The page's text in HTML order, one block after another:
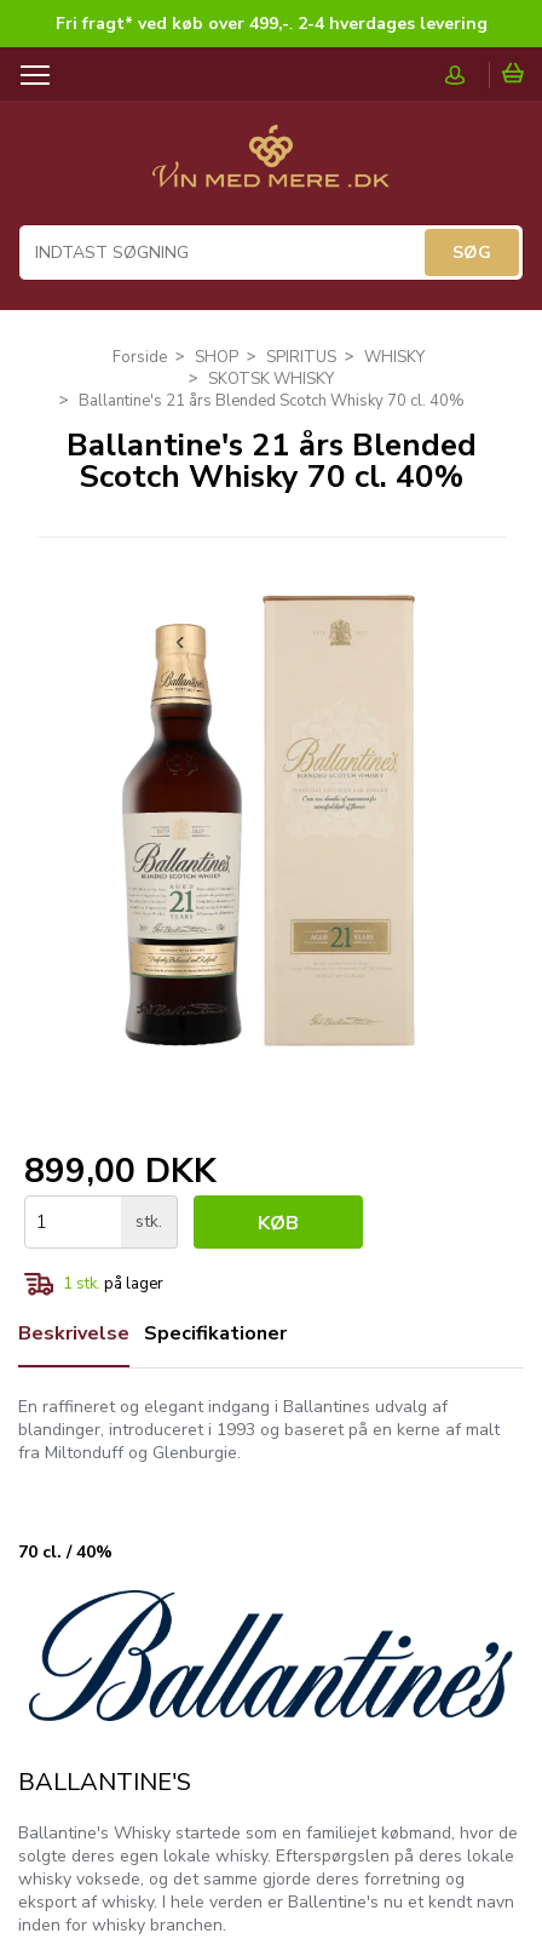
Fri fragt* ved køb over 499,-. 2-4 hverdages levering
T
a
i
Forside SHOP SPIRITUS
WHISKY
SKOTSK WHISKY
Ballantine's 21 års Blended Scotch Whisky 70 cl. 40%
Ballantine's 21 års Blended
Scotch Whisky 70 cl. 40%
899,00 DKK
stk. KØB
1 stk. på lager
Beskrivelse Specifikationer
En raffineret og elegant indgang i Ballantines udvalg af
blandinger, introduceret i 1993 og baseret på en kerne af malt
fra Miltonduff og Glenburgie.
70 cl. / 40%
BALLANTINE'S
Ballantine's Whisky startede som en familiejet købmand, hvor de
solgte deres egen lokale whisky. Efterspørgslen på deres lokale
whisky voksede, og det samme gjorde deres forretning og
eksport af whisky. I hele verden er Ballentine's nu et kendt navn
inden for whisky branchen.